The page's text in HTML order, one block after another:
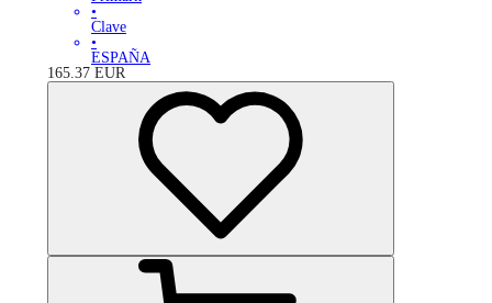
•
Clave
•
ESPAÑA
165.37 EUR